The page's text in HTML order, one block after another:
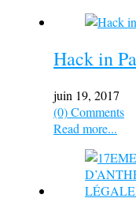
Hack in
juin 19, 2017
(0) Comments
Read more...